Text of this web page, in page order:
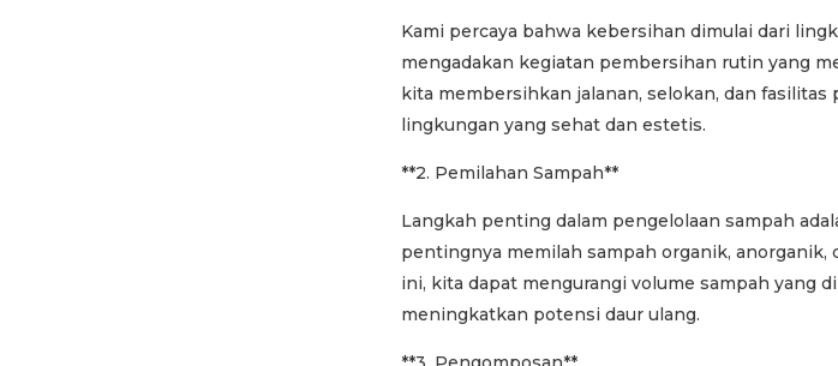
Kami percaya bahwa kebersihan dimulai dari
mengadakan kegiatan pembersihan rutin yang
kita membersihkan jalanan, selokan, dan
lingkungan yang sehat dan estetis.
**2. Pemilahan Sampah**
Langkah penting dalam pengelolaan sampah
pentingnya memilah sampah organik, anorganik,
ini, kita dapat mengurangi volume sampah yang
meningkatkan potensi daur ulang.